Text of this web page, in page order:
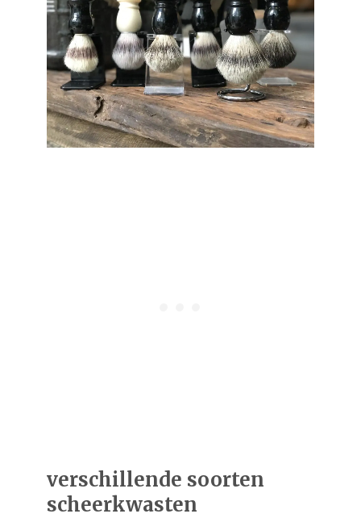
verschillende soorten
scheerkwasten